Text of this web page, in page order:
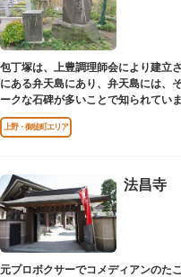
包丁塚は、上豊調理師会により建立
にある弁天島にあり、弁天島には、
ークな石碑が多いことで知られていま
上野・御徒町エリア
法昌寺
元プロボクサーでコメディアンのた